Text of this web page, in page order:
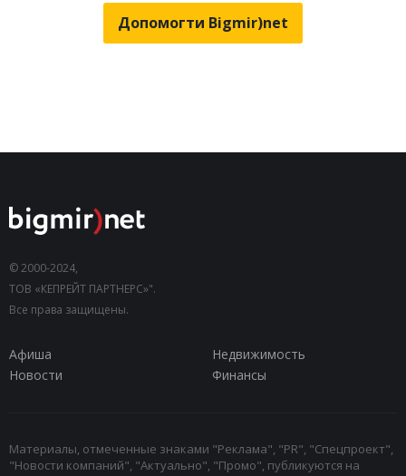
Допомогти Bigmir)net
© 2000-2024,
ТОВ «КЕПРЕЙТ ПАРТНЕРС»".
Все права защищены.
Афиша
Недвижимость
Новости
Финансы
Материалы, отмеченные знаками "Реклама", "PR", "Спецпроект",
"Новости компаний", "Актуально", "Промо", публикуются на